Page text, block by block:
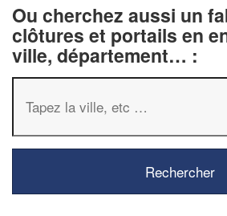
Ou cherchez aussi un
clôtures et portails en
ville, département… :